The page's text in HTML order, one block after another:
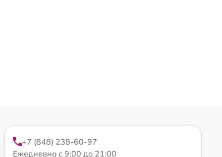
+7 (848) 238-60-97
Ежедневно с 9:00 до 21:00